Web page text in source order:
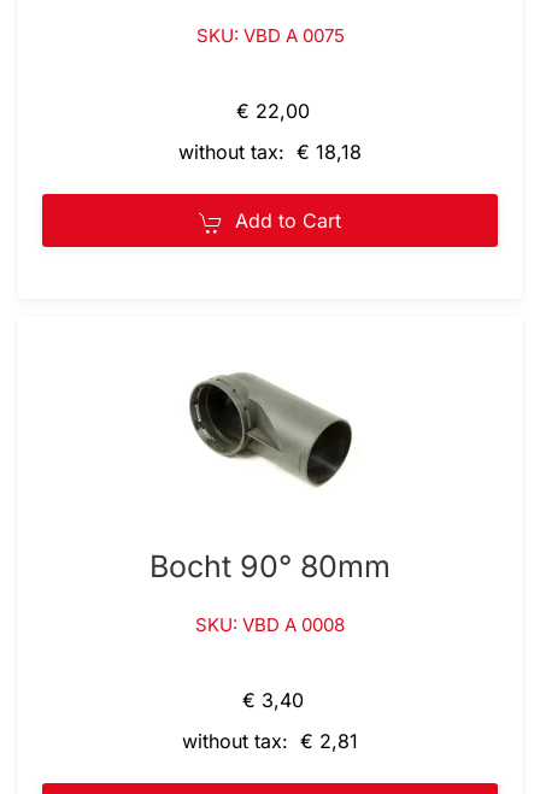
SKU: VBD A 0075
€ 22,00
without tax: € 18,18
Add to Cart
Bocht 90° 80mm
SKU: VBD A 0008
€ 3,40
without tax: € 2,81